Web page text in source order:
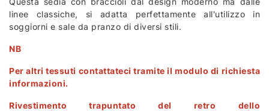
linee classiche, si adatta perfettamente all'utilizzo in
soggiorni e sale da pranzo di diversi stili.
NB
Per altri tessuti contattateci tramite il modulo di richiesta
informazioni.
Rivestimento trapuntato del retro dello